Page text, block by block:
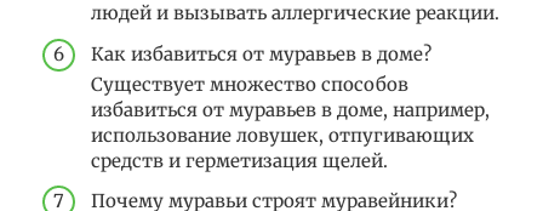
людей и вызывать аллергические реакции.
Как избавиться от муравьев в доме?
Существует множество способов
избавиться от муравьев в доме, например,
использование ловушек, отпугивающих
средств и герметизация щелей.
Почему муравьи строят муравейники?